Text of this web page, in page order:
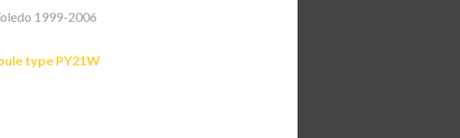
1999-2006
type PY21W